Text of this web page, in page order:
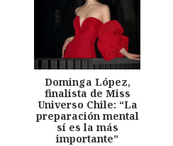
Dominga López,
finalista de Miss
Universo Chile: “La
preparación mental
sí es la más
importante”